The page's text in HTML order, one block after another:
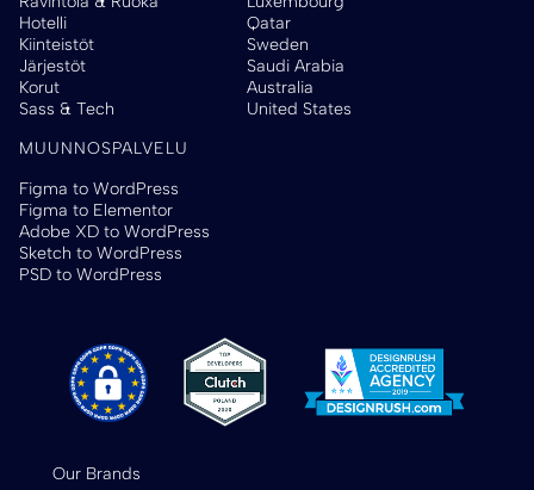
Hotelli
Kiinteistöt
Järjestöt
Korut
Sass & Tech
Qatar
Sweden
Saudi Arabia
Australia
United States
MUUNNOSPALVELU
Figma to WordPress
Figma to Elementor
Adobe XD to WordPress
Sketch to WordPress
PSD to WordPress
Our Brands